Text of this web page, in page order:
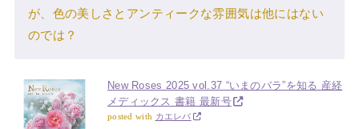
が、色の美しさとアンティークな雰囲気は他にはない
のでは？
New Roses 2025 vol.37 “いまのバラ”を知る 産経
メディックス 書籍 最新号
posted with カエレバ